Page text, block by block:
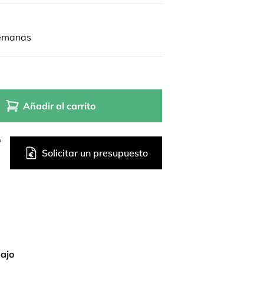
Añadir al carrito
Solicitar un presupuesto